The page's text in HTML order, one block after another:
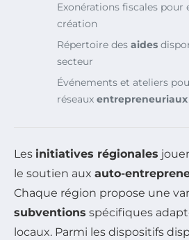
Exonérations fiscales pour
création
Répertoire des aides
secteur
Événements et ateliers
réseaux entrepreneuriaux
Les initiatives régionales
le soutien aux auto-
Chaque région propose une
subventions spécifiques
locaux. Parmi les dispositifs